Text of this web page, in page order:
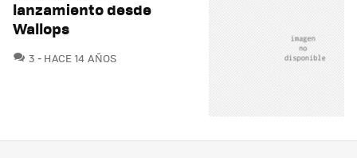
lanzamiento desde
Wallops
3 COMENTARIOS
HACE 14 AÑOS